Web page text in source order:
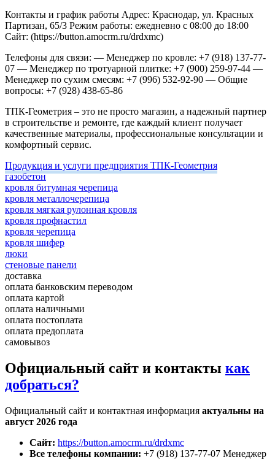
Контакты и график работы Адрес: Краснодар, ул. Красных
Партизан, 65/3 Режим работы: ежедневно с 08:00 до 18:00
Сайт: (https://button.amocrm.ru/drdxmc)
Телефоны для связи: — Менеджер по кровле: +7 (918) 137-77-
07 — Менеджер по тротуарной плитке: +7 (900) 259-97-44 —
Менеджер по сухим смесям: +7 (996) 532-92-90 — Общие
вопросы: +7 (928) 438-65-86
ТПК-Геометрия – это не просто магазин, а надежный партнер
в строительстве и ремонте, где каждый клиент получает
качественные материалы, профессиональные консультации и
комфортный сервис.
Продукция и услуги предприятия ТПК-Геометрия
газобетон
кровля битумная черепица
кровля металлочерепица
кровля мягкая рулонная кровля
кровля профнастил
кровля черепица
кровля шифер
люки
стеновые панели
доставка
оплата банковским переводом
оплата картой
оплата наличными
оплата постоплата
оплата предоплата
самовывоз
Официальный сайт и контакты как
добраться?
Официальный сайт и контактная информация актуальны на
август 2026 года
Сайт: https://button.amocrm.ru/drdxmc
Все телефоны компании: +7 (918) 137-77-07 Менеджер